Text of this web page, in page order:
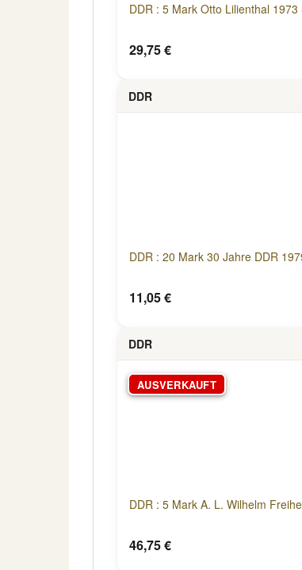
DDR : 5 Mark Otto Lilienthal 1973
29,75 €
DDR
DDR : 20 Mark 30 Jahre DDR
11,05 €
DDR
AUSVERKAUFT
DDR : 5 Mark A. L. Wilhelm
46,75 €